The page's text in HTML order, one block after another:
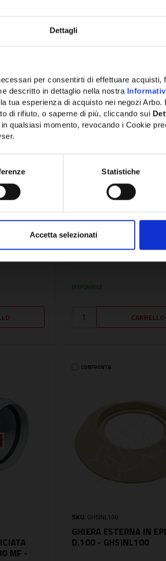
Dettagli
per consentirti di effettuare acquisti,
descritto in dettaglio nella nostra
tua esperienza di acquisto nei negozi
di rifiuto, o saperne di più, cliccando sui
qualsiasi momento, revocando i Cookie
Statistiche
Accetta selezionati
ORS60G
- ORS60G
2,78€
DISPONIBILE
MF -
CONFRONTA
SKU: GHSINL100
GHIERA ESTERNA IN
D.100 - GHSINL100